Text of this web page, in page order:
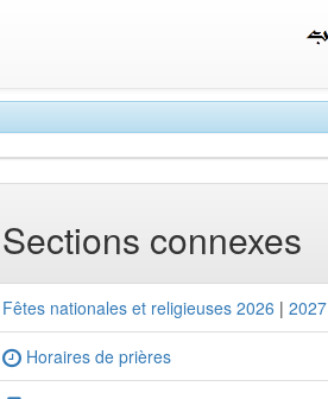
Sections connexes
Fêtes nationales et religieuses 2026 | 2027
Horaires de prières